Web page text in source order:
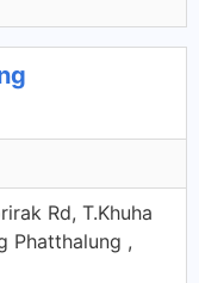
Rd, T.Khuha
Phatthalung ,